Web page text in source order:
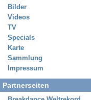
Bilder
Videos
TV
Specials
Karte
Sammlung
Impressum
Partnerseiten